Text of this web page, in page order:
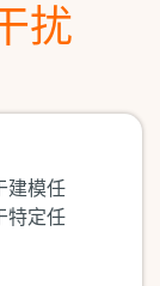
扰
建模任
特定任